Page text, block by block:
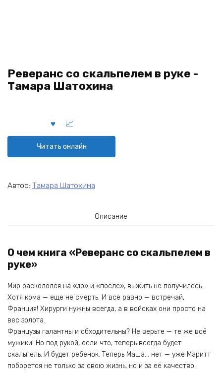
Реверанс со скальпелем в руке -
Тамара Шатохина
Читать онлайн
Автор: Тамара Шатохина
Описание
О чем книга «Реверанс со скальпелем в
руке»
Мир раскололся на «до» и «после», выжить не получилось.
Хотя кома — еще не смерть. И все равно — встречай,
Франция! Хирурги нужны всегда, а в войсках они просто на
вес золота.
Французы галантны и обходительны? Не верьте — те же всё
мужики! Но под рукой, если что, теперь всегда будет
скальпель. И будет ребенок. Теперь Маша… нет — уже Маритт
поборется не только за свою жизнь, но и за её качество.